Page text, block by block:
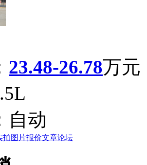
23.48-26.78万元
自动
拍图片报价文章论坛